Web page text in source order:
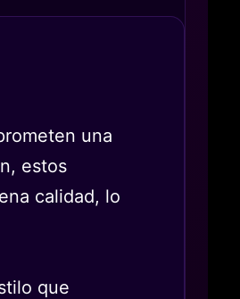
una
estos
calidad, lo
que